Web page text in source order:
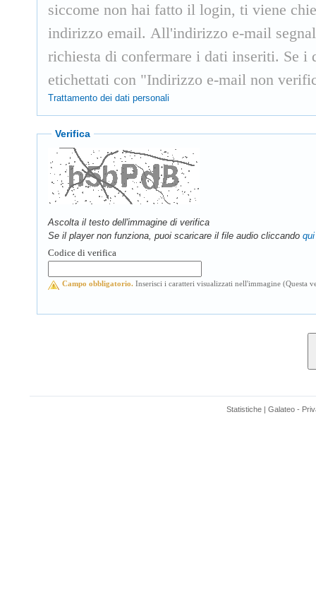
siccome non hai fatto il login, ti viene
indirizzo email. All'indirizzo e-mail
richiesta di confermare i dati inseriti. Se i
etichettati con "Indirizzo e-mail non
Trattamento dei dati personali
Verifica
Ascolta il testo dell'immagine di verifica
Se il player non funziona, puoi scaricare il file audio cliccando qui
Codice di verifica
Campo obbligatorio. Inserisci i caratteri visualizzati nell'immagine (Questa
Statistiche| Galateo-